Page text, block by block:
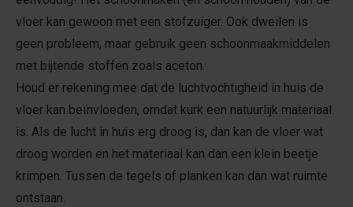
vloer kan gewoon met een stofzuiger. Ook dweilen is
geen probleem, maar gebruik geen schoonmaakmiddelen
met bijtende stoffen zoals aceton.
Houd er rekening mee dat de luchtvochtigheid in huis de
vloer kan beïnvloeden, omdat kurk een natuurlijk materiaal
is. Als de lucht in huis erg droog is, dan kan de vloer wat
droog worden en het materiaal kan dan een klein beetje
krimpen. Tussen de tegels of planken kan dan wat ruimte
ontstaan.